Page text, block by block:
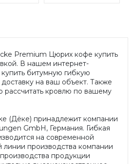
Premium Цюрих кофе купить
В нашем интернет-
битумную гибкую
доставку на ваш объект. Также
кровлю по вашему
(Дёке) принадлежит компании
GmbH, Германия. Гибкая
на современной
линии производства компании
продукции